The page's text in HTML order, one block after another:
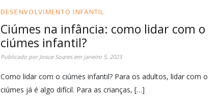
DESENVOLVIMENTO INFANTIL
Ciúmes na infância: como lidar com o
ciúmes infantil?
Publicado porJosue Soaresem janeiro 5, 2023
Como lidar com o ciúmes infantil? Para os adultos, lidar com o
ciúmes já é algo difícil. Para as crianças, […]